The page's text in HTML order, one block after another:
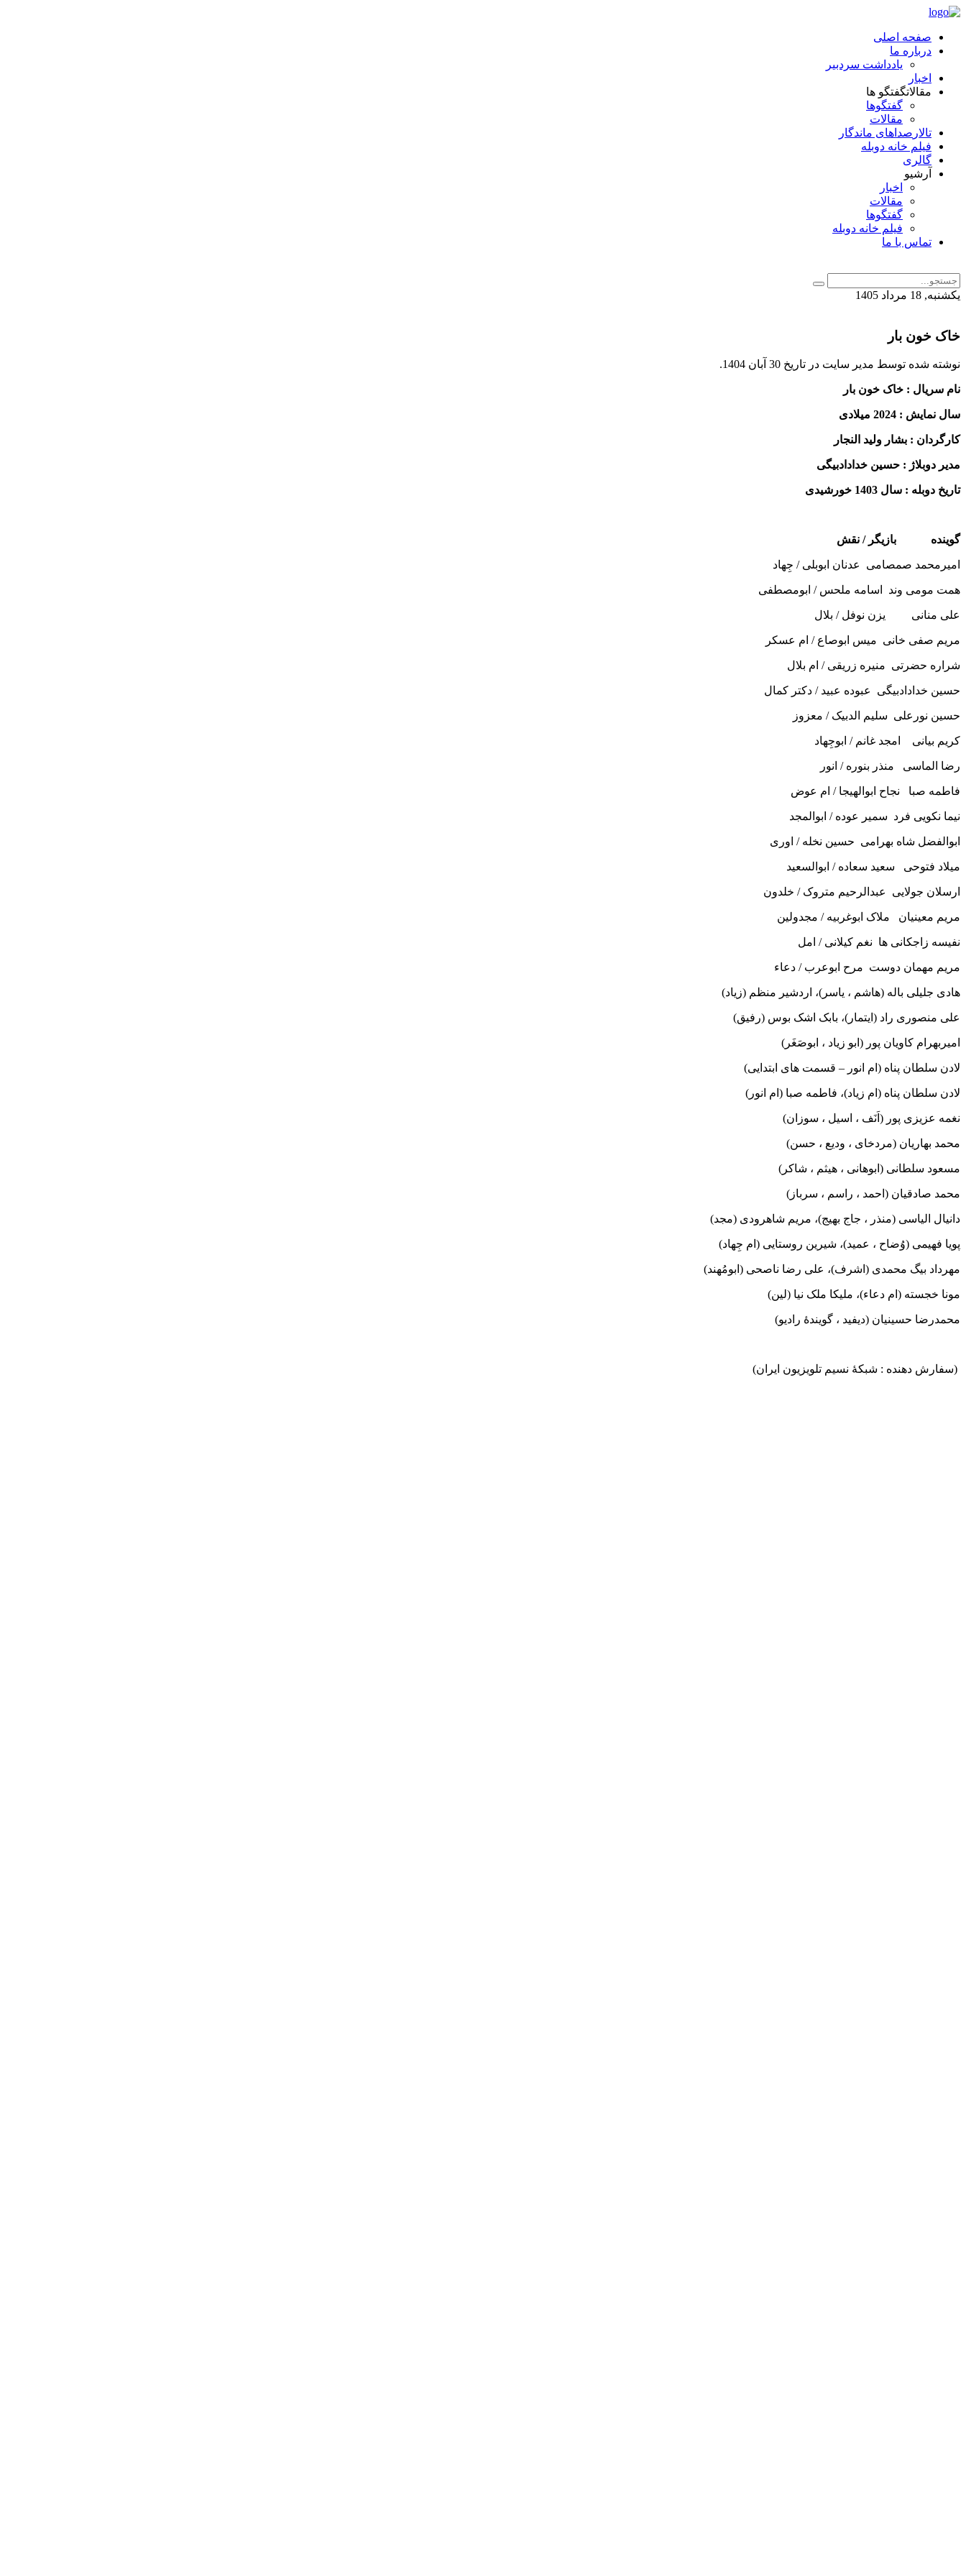
صفحه اصلی
درباره ما
یادداشت سردبیر
اخبار
مقالاتگفتگو ها
گفتگوها
مقالات
تالار صداهای ماندگار
فیلم خانه دوبله
گالری
آرشیو
اخبار
مقالات
گفتگوها
فیلم خانه دوبله
تماس با ما
یکشنبه, 18 مرداد 1405
خاک خون بار
نوشته شده توسط مدیر سایت در تاریخ 30 آبان 1404 .
نام سریال : خاک خون بار
سال نمایش : 2024 میلادی
کارگردان : بشار ولید النجار
مدیر دوبلاژ : حسین خدادادبیگی
تاریخ دوبله : سال 1403 خورشیدی
گوینده بازیگر / نقش
امیرمحمد صمصامی عدنان ابوبلی / جِهاد
همت مومی وند اسامه ملحس / ابومصطفی
علی منانی یزن نوفل / بلال
مریم صفی خانی میس ابوصاع / ام عسکر
شراره حضرتی منیره زریقی / ام بلال
حسین خدادادبیگی عبوده عبید / دکتر کمال
حسین نورعلی سلیم الدبیک / معزوز
کریم بیانی امجد غانم / ابوجِهاد
رضا الماسی منذر بنوره / انور
فاطمه صبا نجاح ابوالهیجا / ام عوض
نیما نکویی فرد سمیر عوده / ابوالمجد
ابوالفضل شاه بهرامی حسین نخله / اوری
میلاد فتوحی سعید سعاده / ابوالسعید
ارسلان جولایی عبدالرحیم متروک / خلدون
مریم معینیان ملاک ابوغربیه / مجدولین
نفیسه زاجکانی ها نغم کیلانی / امل
مریم مهمان دوست مرح ابوعرب / دعاء
هادی جلیلی باله (هاشم ، یاسر)، اردشیر منظم (زیاد)
علی منصوری راد (ایتمار)، بابک اشک بوس (رفیق)
امیربهرام کاویان پور (ابو زیاد ، ابوصَغَر)
لادن سلطان پناه (ام انور – قسمت های ابتدایی)
لادن سلطان پناه (ام زیاد)، فاطمه صبا (ام انور)
نغمه عزیزی پور (اَنَف ، اسیل ، سوزان)
محمد بهاریان (مردخای ، ودیع ، حسن)
مسعود سلطانی (ابوهانی ، هیثم ، شاکر)
محمد صادقیان (احمد ، راسم ، سرباز)
دانیال الیاسی (منذر ، جاج بهیج)، مریم شاهرودی (مجد)
پویا فهیمی (وُضاح ، عمید)، شیرین روستایی (ام جِهاد)
مهرداد بیگ محمدی (اشرف)، علی رضا ناصحی (ابومُهند)
مونا خجسته (ام دعاء)، ملیکا ملک نیا (لین)
محمدرضا حسینیان (دیفید ، گویندۀ رادیو)
(سفارش دهنده : شبکۀ نسیم تلویزیون ایران)